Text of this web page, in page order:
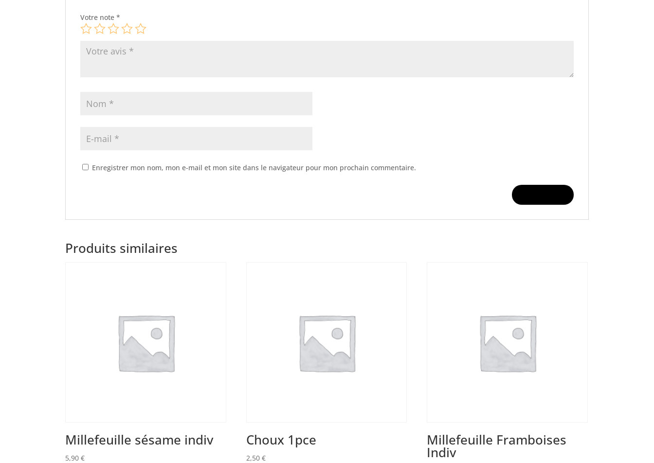
Votre note*
Enregistrer mon nom, mon e-mail et mon site dans le navigateur pour mon prochain commentaire.
Produits similaires
Millefeuille sésame indiv
5,90€
Choux 1pce
2,50 €
Millefeuille Framboises
Indiv